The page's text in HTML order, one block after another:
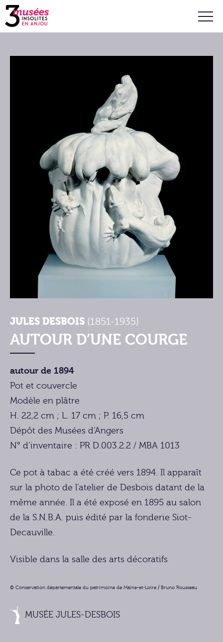
JULES DESBOIS (1851-1935)
AUTOUR D’UNE COURGE
autour de 1894
Pot et couvercle
Modèle en plâtre
H. 22,2 cm ; L. 17 cm ; P. 16,5 cm
Dépôt des Musées d’Angers
N° d’inventaire : PR D.003.2.2 / MBA 1013
Ce pot à tabac a été créé vers 1894. Il apparaît
sur la photo de l’atelier de Desbois datant de la
même année. Il a été exposé en 1895 au salon
de la S.N.B.A. puis édité par la fonderie Siot-
Decauville.
Visible dans la salle des arts décoratifs
© Conservation départementale du patrimoine de Maine-et-Loire / Bruno Rousseau
MUSÉE JULES-DESBOIS